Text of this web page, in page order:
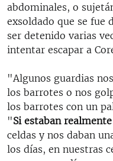
abdominales, o
exsoldado que se fue
ser detenido varias
intentar escapar a
"Algunos guardias
los barrotes o nos
los barrotes con un
"Si estaban
celdas y nos daban
los días, en nuestras